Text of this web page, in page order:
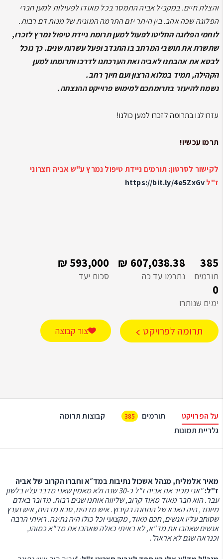
והצלת חיים. במקביל אביה התמסר בכל מאודו לפעילות למען חברי
הפלוגה שכה אהב. בין היתר יזם התרמה המונית של מנות דם רבות.
לוחמי הפלוגה החליטו לפעול למען תרומת ניידת טיפול נמרץ לזכרו,
שתשרת את תושבי המרחב בו התנדב ופעל עשרות שנים. כך נוכל
לבטא את אהבתנו לאביה ואת הערכתנו לדרכו ותרומתו למען
הקהילה, תמיד במלוא הרצון ועם חיוך רחב.
נשמח להיעזר בתרומתכם למימוש פרוייקט ההנצחה.
עזרו לנו בתרומה לזכרו למען כולנו!
תרמו עכשיו!
לקישור לסרטון: תורמים ניידת טיפול נמרץ ע"ש אביה חצרוני
ז"לhttps://bit.ly/4e5ZxGv
385
תורמים
607,038.38 ₪
נתרמו עד כה
593,000 ₪
סכום יעד
0
ימים שנותרו
תרומה לפרויקט צור קבוצה
על הפרויקט תורמים 385
קבוצות תרומה
גלריית תמונות
מאיר אלמליח, מנהל אשכול נתיבות במד״א וחברו הקרוב של אביה
ז"ל:
"אני מכיר את אביה ז"ל כ-30 שנה ולא מאמין שאני מדבר עליו בלשון
עבר. הוא חבר מאוד מאוד קרוב, שליווה אותנו שנים רבות. מדובר באדם
מיוחד, היה האבא של התחנה בקיבוץ. איש מדהים, סבא מדהים, איש נערץ
שסוחב עליו אנשים, חכם מאוד, מקצועי וכל כולו היה נתינה. ראיתי הרבה
אנשים שאהבו את מד"א, לא ראיתי כאלה שאהבו את מד"א כמוהו,
וכנראה שגם לא אראה".